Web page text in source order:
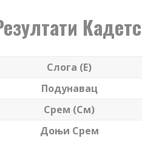
Слога (Е)
Подунавац
Срем (См)
Доњи Срем